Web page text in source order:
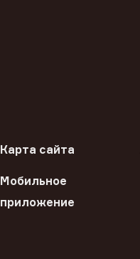
Карта сайта
Мобильное
приложение